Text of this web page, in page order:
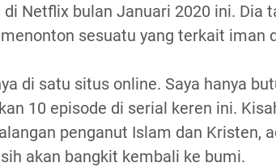
Netflix bulan Januari 2020 ini. Dia
sesuatu yang terkait iman
di satu situs online. Saya hanya
10 episode di serial keren ini.
penganut Islam dan Kristen,
akan bangkit kembali ke bumi.